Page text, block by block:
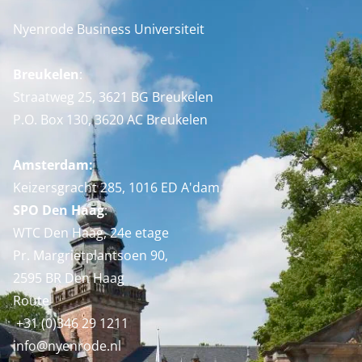
Nyenrode Business Universiteit
Breukelen:
Straatweg 25, 3621 BG Breukelen
P.O. Box 130, 3620 AC Breukelen
Amsterdam:
Keizersgracht 285, 1016 ED A'dam
SPO Den Haag:
WTC Den Haag, 24e etage
Pr. Margrietplantsoen 90,
2595 BR Den Haag
Route
+31 (0)346 29 1211
info@nyenrode.nl